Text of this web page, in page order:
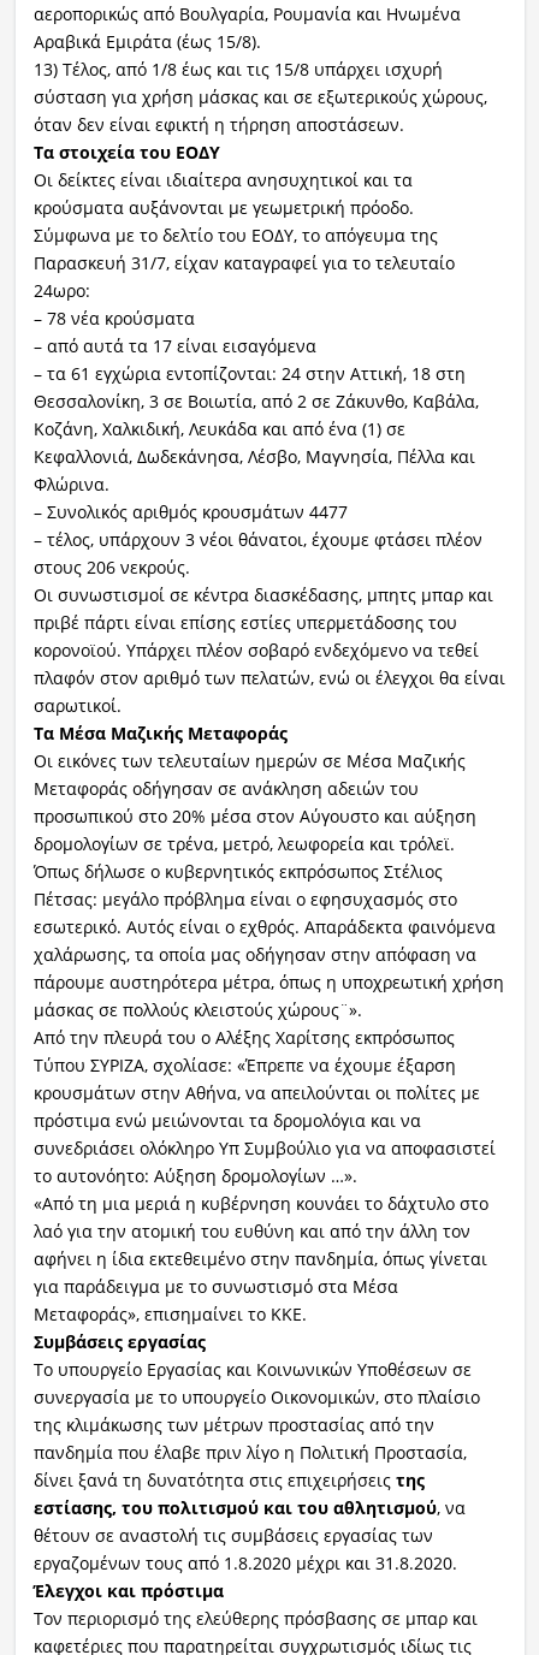
αεροπορικώς από Βουλγαρία, Ρουμανία και Ηνωμένα
Αραβικά Εμιράτα (έως 15/8).
13) Τέλος, από 1/8 έως και τις 15/8 υπάρχει ισχυρή
σύσταση για χρήση μάσκας και σε εξωτερικούς χώρους,
όταν δεν είναι εφικτή η τήρηση αποστάσεων.
Τα στοιχεία του ΕΟΔΥ
Οι δείκτες είναι ιδιαίτερα ανησυχητικοί και τα
κρούσματα αυξάνονται με γεωμετρική πρόοδο.
Σύμφωνα με το δελτίο του ΕΟΔΥ, το απόγευμα της
Παρασκευή 31/7, είχαν καταγραφεί για το τελευταίο
24ωρο:
– 78 νέα κρούσματα
– από αυτά τα 17 είναι εισαγόμενα
– τα 61 εγχώρια εντοπίζονται: 24 στην Αττική, 18 στη
Θεσσαλονίκη, 3 σε Βοιωτία, από 2 σε Ζάκυνθο, Καβάλα,
Κοζάνη, Χαλκιδική, Λευκάδα και από ένα (1) σε
Κεφαλλονιά, Δωδεκάνησα, Λέσβο, Μαγνησία, Πέλλα και
Φλώρινα.
– Συνολικός αριθμός κρουσμάτων 4477
– τέλος, υπάρχουν 3 νέοι θάνατοι, έχουμε φτάσει πλέον
στους 206 νεκρούς.
Οι συνωστισμοί σε κέντρα διασκέδασης, μπητς μπαρ και
πριβέ πάρτι είναι επίσης εστίες υπερμετάδοσης του
κορονοϊού. Υπάρχει πλέον σοβαρό ενδεχόμενο να τεθεί
πλαφόν στον αριθμό των πελατών, ενώ οι έλεγχοι θα είναι
σαρωτικοί.
Τα Μέσα Μαζικής Μεταφοράς
Οι εικόνες των τελευταίων ημερών σε Μέσα Μαζικής
Μεταφοράς οδήγησαν σε ανάκληση αδειών του
προσωπικού στο 20% μέσα στον Αύγουστο και αύξηση
δρομολογίων σε τρένα, μετρό, λεωφορεία και τρόλεϊ.
Όπως δήλωσε ο κυβερνητικός εκπρόσωπος Στέλιος
Πέτσας: μεγάλο πρόβλημα είναι ο εφησυχασμός στο
εσωτερικό. Αυτός είναι ο εχθρός. Απαράδεκτα φαινόμενα
χαλάρωσης, τα οποία μας οδήγησαν στην απόφαση να
πάρουμε αυστηρότερα μέτρα, όπως η υποχρεωτική χρήση
μάσκας σε πολλούς κλειστούς χώρους¨».
Από την πλευρά του ο Αλέξης Χαρίτσης εκπρόσωπος
Τύπου ΣΥΡΙΖΑ, σχολίασε: «Έπρεπε να έχουμε έξαρση
κρουσμάτων στην Αθήνα, να απειλούνται οι πολίτες με
πρόστιμα ενώ μειώνονται τα δρομολόγια και να
συνεδριάσει ολόκληρο Υπ Συμβούλιο για να αποφασιστεί
το αυτονόητο: Αύξηση δρομολογίων …».
«Από τη μια μεριά η κυβέρνηση κουνάει το δάχτυλο στο
λαό για την ατομική του ευθύνη και από την άλλη τον
αφήνει η ίδια εκτεθειμένο στην πανδημία, όπως γίνεται
για παράδειγμα με το συνωστισμό στα Μέσα
Μεταφοράς», επισημαίνει το ΚΚΕ.
Συμβάσεις εργασίας
Το υπουργείο Εργασίας και Κοινωνικών Υποθέσεων σε
συνεργασία με το υπουργείο Οικονομικών, στο πλαίσιο
της κλιμάκωσης των μέτρων προστασίας από την
πανδημία που έλαβε πριν λίγο η Πολιτική Προστασία,
δίνει ξανά τη δυνατότητα στις επιχειρήσεις της
εστίασης, του πολιτισμού και του αθλητισμού, να
θέτουν σε αναστολή τις συμβάσεις εργασίας των
εργαζομένων τους από 1.8.2020 μέχρι και 31.8.2020.
Έλεγχοι και πρόστιμα
Τον περιορισμό της ελεύθερης πρόσβασης σε μπαρ και
καφετέριες που παρατηρείται συγχρωτισμός ιδίως τις